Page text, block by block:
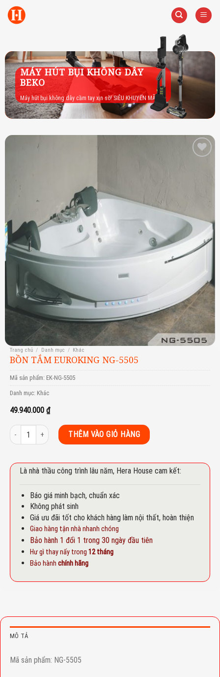
Skip
MÁY HÚT BỤI KHÔNG DÂY
BEKO
Máy hút bụi không dây cầm tay xịn sò! SIÊU KHUYẾN MÃI
Trang chủ / Danh mục / Khác
BỒN TẮM EUROKING NG-5505
Mã sản phẩm: EK-NG-5505
Danh mục: Khác
49.940.000 ₫
Bồn tắm Euroking NG-5505 số lượng
THÊM VÀO GIỎ HÀNG
Là nhà thầu công trình lâu năm, Hera House cam kết:
Báo giá minh bạch, chuẩn xác
Không phát sinh
Giá ưu đãi tốt cho khách hàng làm nội thất, hoàn thiện
Giao hàng tận nhà nhanh chóng
Bảo hành 1 đổi 1 trong 30 ngày đầu tiên
Hư gì thay nấy trong 12 tháng
Bảo hành chính hãng
MÔ TẢ
Mã sản phẩm: NG-5505